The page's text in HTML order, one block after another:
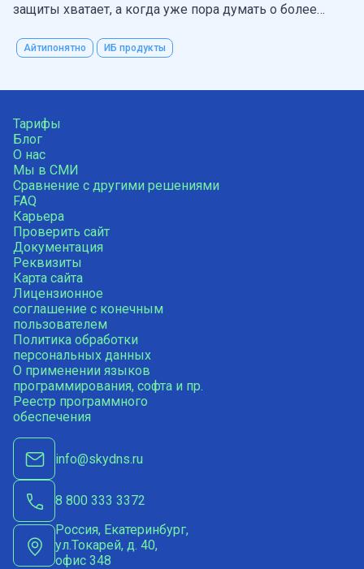
защиты хватает, а когда уже пора думать о более
DNS-защиту.
Айтипонятно ИБ продукты
Тарифы
Блог
О нас
Мы в СМИ
Сравнение с другими решениями
FAQ
Карьера
Проверить сайт
Документация
Реквизиты
Карта сайта
Лицензионное
соглашение с конечным
пользователем
Политика обработки
персональных данных
О применении языков
программирования, софта и пр.
Реестр программного
обеспечения
info@skydns.ru
8 800 333 3372
Россия, Екатеринбург,
ул.Токарей, д. 40,
офис 348